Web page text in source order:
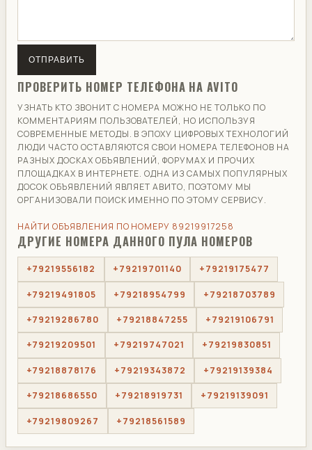
ОТПРАВИТЬ
ПРОВЕРИТЬ НОМЕР ТЕЛЕФОНА НА AVITO
УЗНАТЬ КТО ЗВОНИТ С НОМЕРА МОЖНО НЕ ТОЛЬКО ПО
КОММЕНТАРИЯМ ПОЛЬЗОВАТЕЛЕЙ, НО ИСПОЛЬЗУЯ
СОВРЕМЕННЫЕ МЕТОДЫ. В ЭПОХУ ЦИФРОВЫХ ТЕХНОЛОГИЙ
ЛЮДИ ЧАСТО ОСТАВЛЯЮТСЯ СВОИ НОМЕРА ТЕЛЕФОНОВ НА
РАЗНЫХ ДОСКАХ ОБЪЯВЛЕНИЙ, ФОРУМАХ И ПРОЧИХ
ПЛОЩАДКАХ В ИНТЕРНЕТЕ. ОДНА ИЗ САМЫХ ПОПУЛЯРНЫХ
ДОСОК ОБЪЯВЛЕНИЙ ЯВЛЯЕТ АВИТО, ПОЭТОМУ МЫ
ОРГАНИЗОВАЛИ ПОИСК ИМЕННО ПО ЭТОМУ СЕРВИСУ.
НАЙТИ ОБЪЯВЛЕНИЯ ПО НОМЕРУ 89219917258
ДРУГИЕ НОМЕРА ДАННОГО ПУЛА НОМЕРОВ
+79219556182 +79219701140 +79219175477
+79219491805 +79218954799 +79218703789
+79219286780 +79218847255 +79219106791
+79219209501 +79219747021 +79219830851
+79218878176 +79219343872 +79219139384
+79218686550 +79218919731 +79219139091
+79219809267 +79218561589